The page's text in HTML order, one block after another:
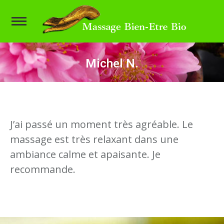
Michel N.
Vous êtes ici :
J’ai passé un moment très agréable. Le
massage est très relaxant dans une
ambiance calme et apaisante. Je
recommande.